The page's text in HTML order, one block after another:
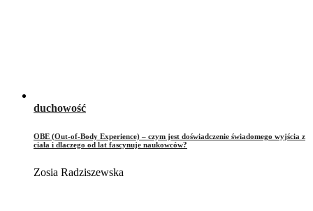
duchowość
OBE (Out-of-Body Experience) – czym jest doświadczenie świadomego wyjścia z
ciała i dlaczego od lat fascynuje naukowców?
Zosia Radziszewska